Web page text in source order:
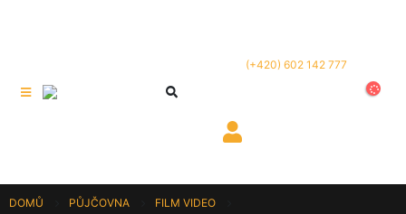
(+420) 602 142 777
DOMŮ PŮJČOVNA
FILM VIDEO